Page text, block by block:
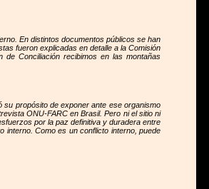
En distintos documentos públicos se han
fueron explicadas en detalle a la Comisión
Conciliación recibimos en las montañas
su propósito de exponer ante ese organismo
ONU-FARC en Brasil. Pero ni el sitio ni
por la paz definitiva y duradera entre
interno. Como es un conflicto interno, puede